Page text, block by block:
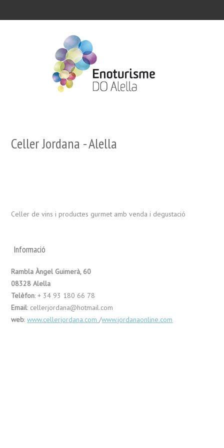
Celler Jordana - Alella
Celler de vins i productes gurmet amb venda i degustació
Informació
Rambla Àngel Guimerà, 60
08328 Alella
Telèfon: + 34 93 180 66 78
Email: cellerjordana@hotmail.com
web:www.cellerjordana.com/www.jordanaonline.com